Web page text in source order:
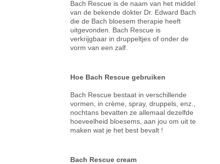
Bach Rescue is de naam van het middel
van de bekende dokter Dr. Edward Bach
die de Bach bloesem therapie heeft
uitgevonden. Bach Rescue is
verkrijgbaar in druppeltjes of onder de
vorm van een zalf.
Hoe Bach Rescue gebruiken
Bach Rescue bestaat in verschillende
vormen, in crème, spray, druppels, enz.,
nochtans bevatten ze allemaal dezelfde
hoeveelheid bloesems, aan jou om uit te
maken wat je het best bevalt !
Bach Rescue cream